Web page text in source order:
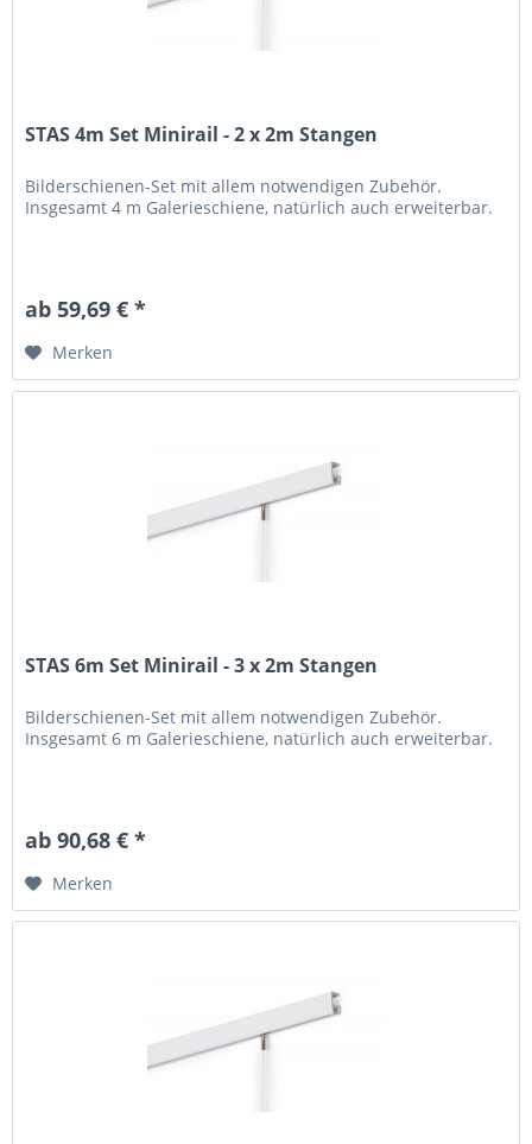
STAS 4m Set Minirail - 2 x 2m Stangen
Bilderschienen-Set mit allem notwendigen Zubehör.
Insgesamt 4 m Galerieschiene, natürlich auch erweiterbar.
ab 59,69 € *
Merken
STAS 6m Set Minirail - 3 x 2m Stangen
Bilderschienen-Set mit allem notwendigen Zubehör.
Insgesamt 6 m Galerieschiene, natürlich auch erweiterbar.
ab 90,68 € *
Merken